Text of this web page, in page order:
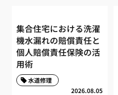
集合住宅における洗濯
機水漏れの賠償責任と
個人賠償責任保険の活
用術
2026.08.05
水道修理